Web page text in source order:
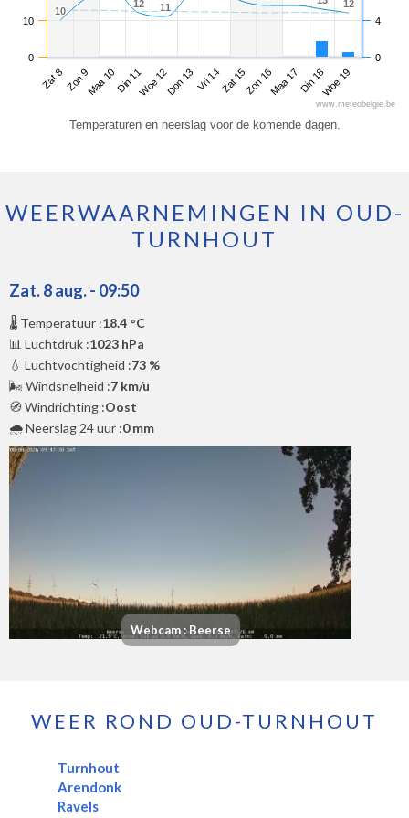
10
10
12
12 11
11 12
12
Zat 8Zon 9Maa 10Din 11Woe 12Don 13Vri 14Zat 15Zon 16Maa 17Din 18Woe 19
0
10
0
4
www.meteobelgie.be
Temperaturen en neerslag voor de komende dagen.
WEERWAARNEMINGEN IN OUD-
TURNHOUT
Zat. 8 aug. - 09:50
🌡️ Temperatuur :18.4 °C
📊 Luchtdruk :1023 hPa
💧 Luchtvochtigheid :73 %
🌬️ Windsnelheid :7 km/u
🧭 Windrichting :Oost
🌧️ Neerslag 24 uur :0 mm
Webcam : Beerse
WEER ROND OUD-TURNHOUT
Turnhout
Arendonk
Ravels